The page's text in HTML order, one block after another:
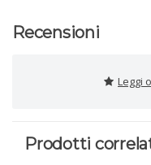
Recensioni
Leggi
Prodotti